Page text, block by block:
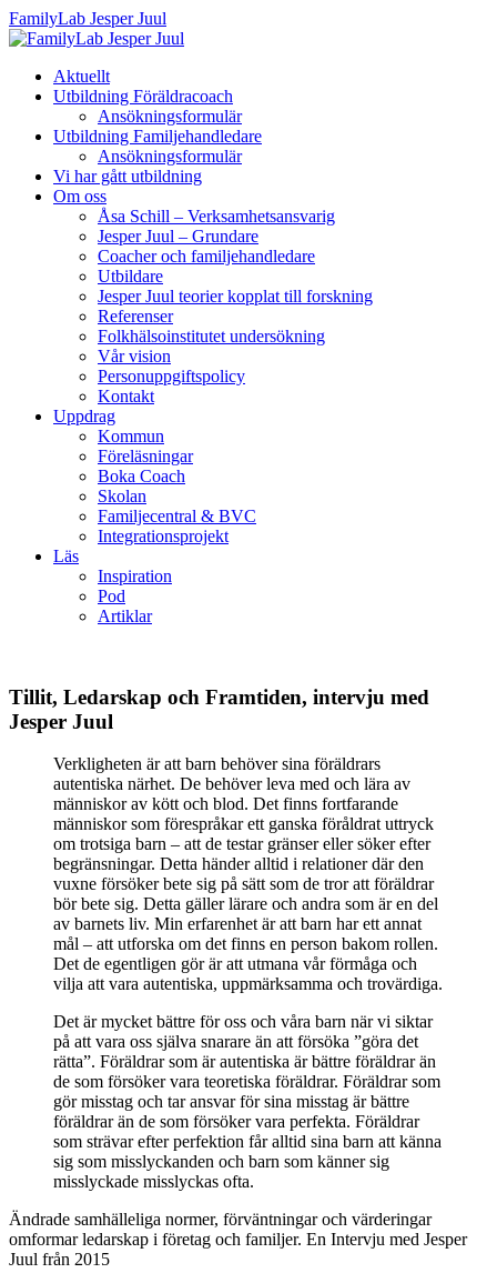
FamilyLab Jesper Juul
Aktuellt
Utbildning Föräldracoach
Ansökningsformulär
Utbildning Familjehandledare
Ansökningsformulär
Vi har gått utbildning
Om oss
Åsa Schill – Verksamhetsansvarig
Jesper Juul – Grundare
Coacher och familjehandledare
Utbildare
Jesper Juul teorier kopplat till forskning
Referenser
Folkhälsoinstitutet undersökning
Vår vision
Personuppgiftspolicy
Kontakt
Uppdrag
Kommun
Föreläsningar
Boka Coach
Skolan
Familjecentral & BVC
Integrationsprojekt
Läs
Inspiration
Pod
Artiklar
Tillit, Ledarskap och Framtiden, intervju med
Jesper Juul
Verkligheten är att barn behöver sina föräldrars
autentiska närhet. De behöver leva med och lära av
människor av kött och blod. Det finns fortfarande
människor som förespråkar ett ganska föråldrat uttryck
om trotsiga barn – att de testar gränser eller söker efter
begränsningar. Detta händer alltid i relationer där den
vuxne försöker bete sig på sätt som de tror att föräldrar
bör bete sig. Detta gäller lärare och andra som är en del
av barnets liv. Min erfarenhet är att barn har ett annat
mål – att utforska om det finns en person bakom rollen.
Det de egentligen gör är att utmana vår förmåga och
vilja att vara autentiska, uppmärksamma och trovärdiga.
Det är mycket bättre för oss och våra barn när vi siktar
på att vara oss själva snarare än att försöka ”göra det
rätta”. Föräldrar som är autentiska är bättre föräldrar än
de som försöker vara teoretiska föräldrar. Föräldrar som
gör misstag och tar ansvar för sina misstag är bättre
föräldrar än de som försöker vara perfekta. Föräldrar
som strävar efter perfektion får alltid sina barn att känna
sig som misslyckanden och barn som känner sig
misslyckade misslyckas ofta.
Ändrade samhälleliga normer, förväntningar och värderingar
omformar ledarskap i företag och familjer. En Intervju med Jesper
Juul från 2015